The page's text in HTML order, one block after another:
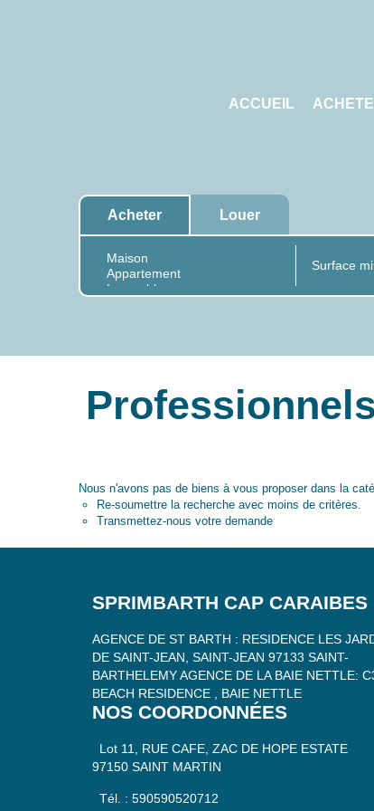
ACCUEIL
Acheter Louer
Nous n'avons pas de biens à vous proposer dans la
Re-soumettre la recherche avec moins de critères.
Transmettez-nous votre demande
SPRIMBARTH CAP CARAIBES
AGENCE DE ST BARTH : RESIDENCE LES
DE SAINT-JEAN, SAINT-JEAN 97133 SAINT-
BARTHELEMY AGENCE DE LA BAIE NETTLE:
BEACH RESIDENCE , BAIE NETTLE
NOS COORDONNÉES
Lot 11, RUE CAFE, ZAC DE HOPE ESTATE
97150 SAINT MARTIN
Tél. : 590590520712